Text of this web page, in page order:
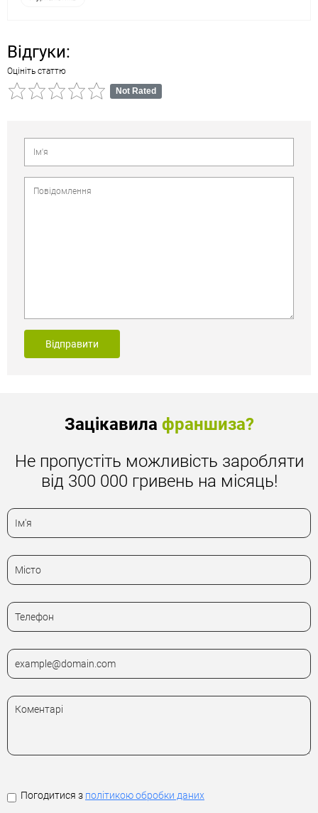
Відгуки:
Оцініть статтю
Not Rated
Відправити
Зацікавила франшиза?
Не пропустіть можливість заробляти
від 300 000 гривень на місяць!
Погодитися з політикою обробки даних